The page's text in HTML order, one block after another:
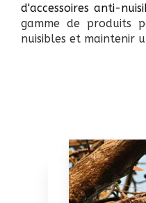
d'accessoires anti-
gamme de produits
nuisibles et maintenir